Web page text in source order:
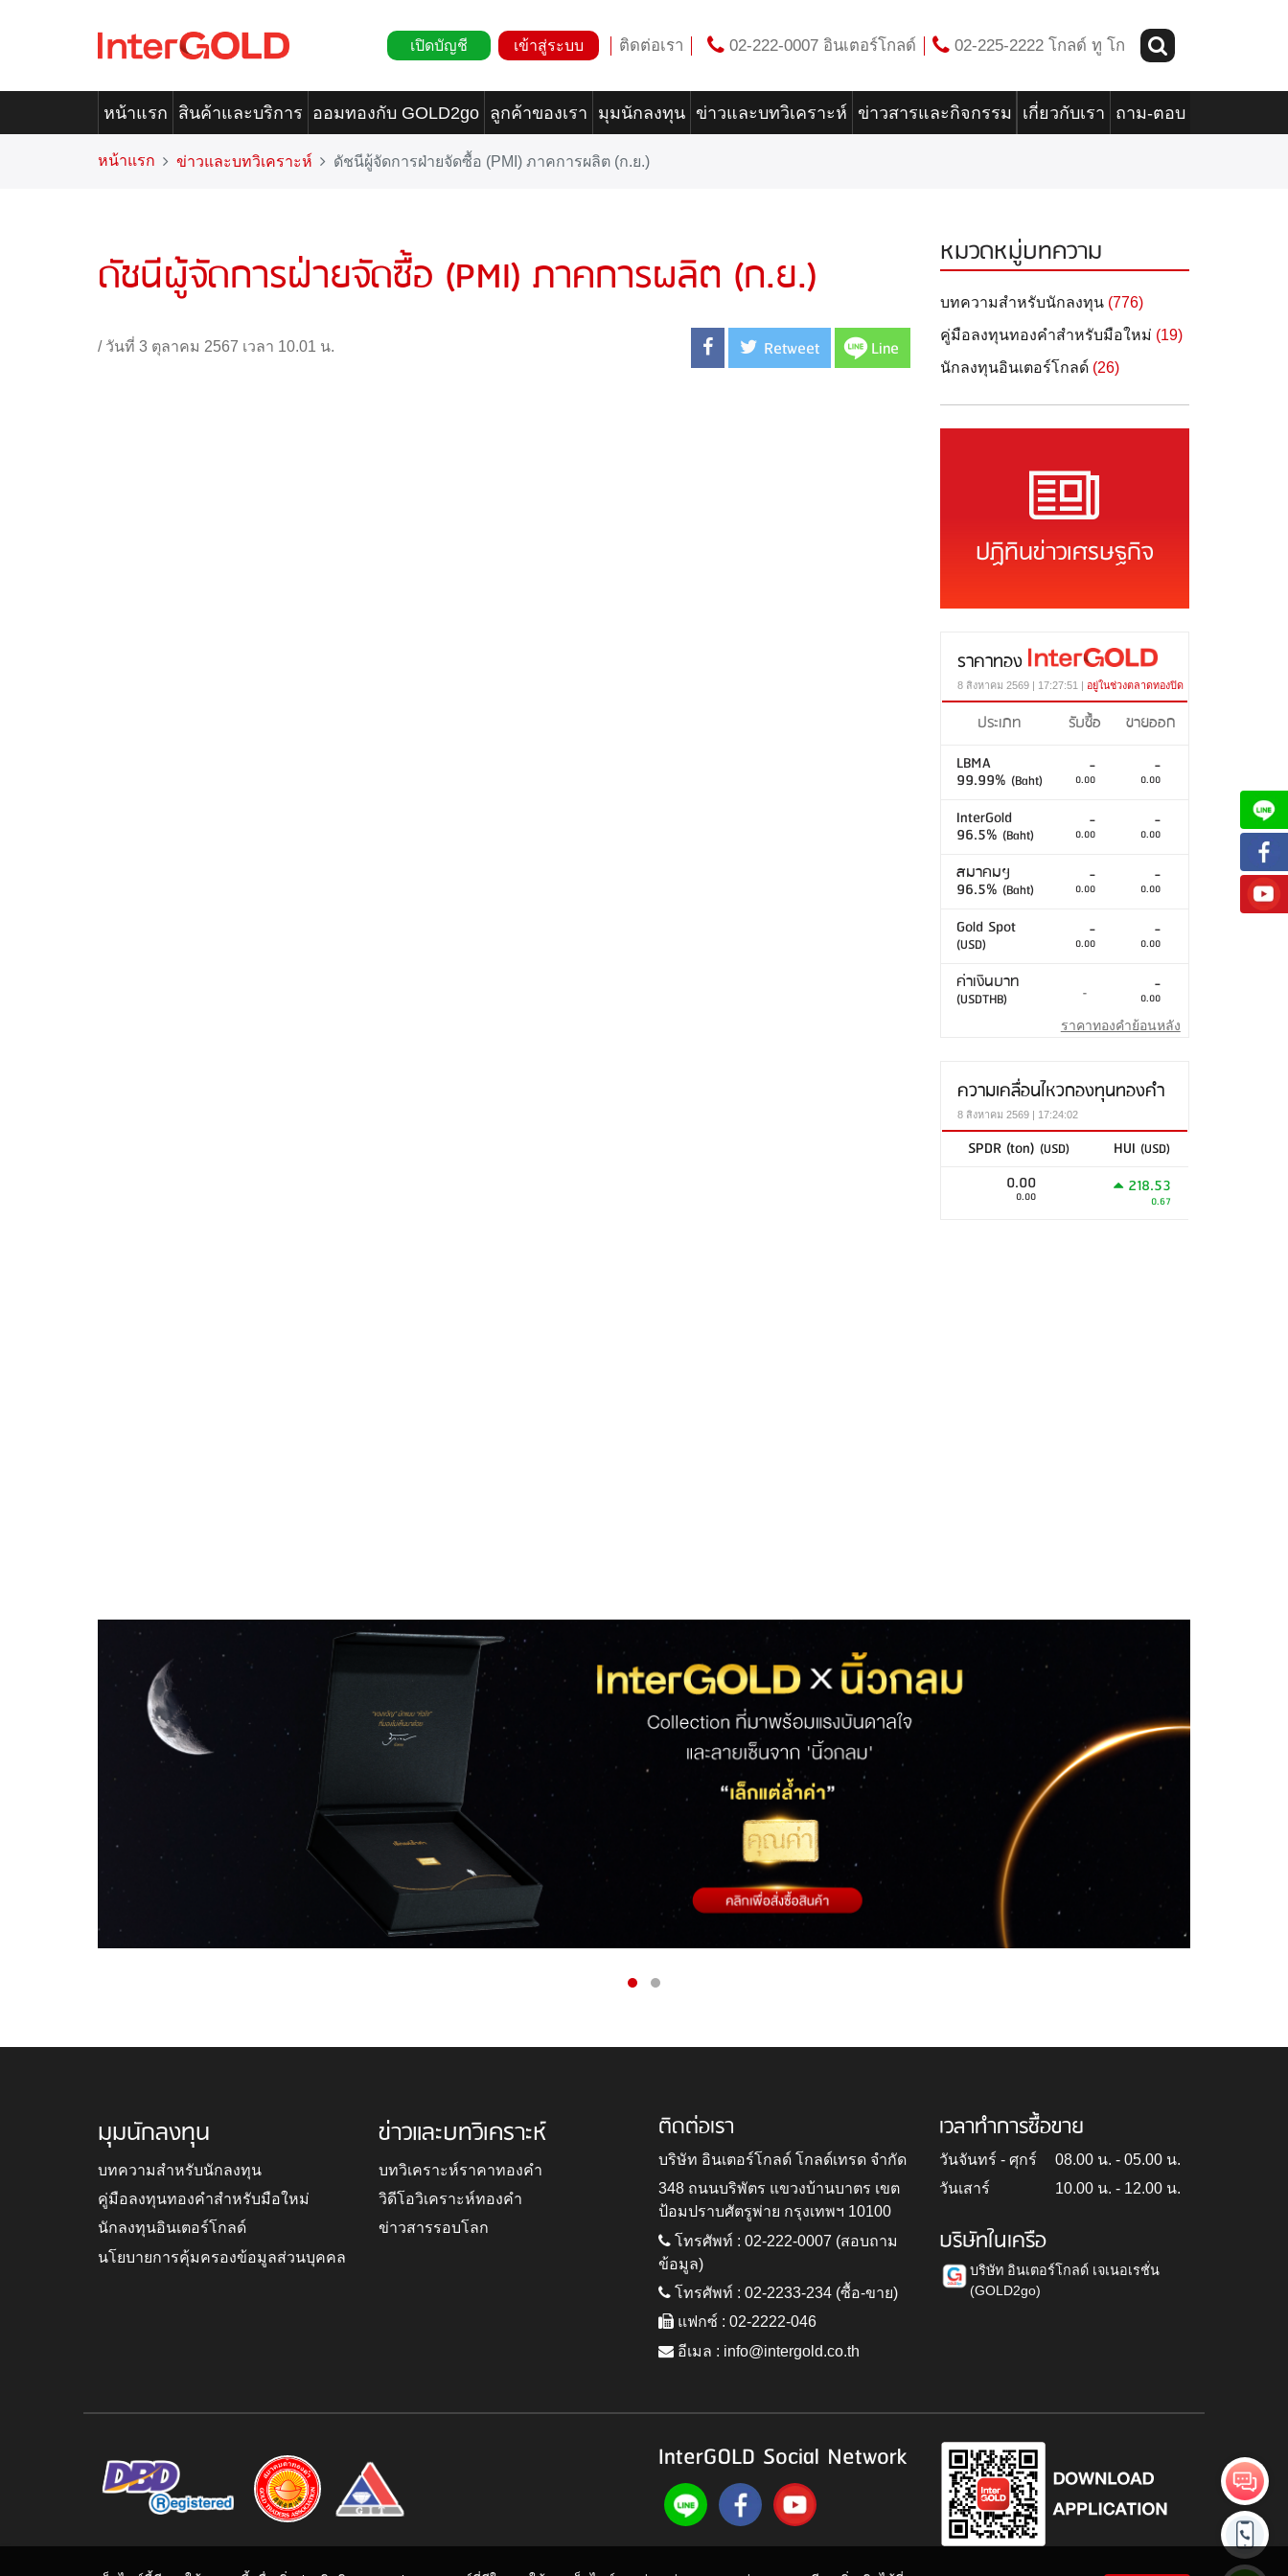
เปิดบัญชี เข้าสู่ระบบ ติดต่อเรา 02-222-0007 อินเตอร์โกลด์ 02-225-2222 โกลด์ ทู โก
หน้าแรก สินค้าและบริการ ออมทองกับ GOLD2go ลูกค้าของเรา มุมนักลงทุน ข่าวและบทวิเคราะห์ ข่าวสารและกิจกรรม เกี่ยวกับเรา ถาม-ตอบ
หน้าแรก ข่าวและบทวิเคราะห์ ดัชนีผู้จัดการฝ่ายจัดซื้อ (PMI) ภาคการผลิต (ก.ย.)
ดัชนีผู้จัดการฝ่ายจัดซื้อ (PMI) ภาคการผลิต (ก.ย.)
/ วันที่ 3 ตุลาคม 2567 เวลา 10.01 น. Retweet Line
หมวดหมู่บทความ
บทความสำหรับนักลงทุน (776)
คู่มือลงทุนทองคำสำหรับมือใหม่ (19)
นักลงทุนอินเตอร์โกลด์ (26)
ปฏิทินข่าวเศรษฐกิจ
ราคาทอง
8 สิงหาคม 2569 | 17:27:51 | อยู่ในช่วงตลาดทองปิด
ประเภท รับซื้อ
ขายออก
LBMA
99.99% (Baht)
-
0.00
-
0.00
InterGold
96.5% (Baht)
-
0.00
-
0.00
สมาคมฯ
96.5% (Baht)
-
0.00
-
0.00
Gold Spot
(USD)
-
0.00
-
0.00
ค่าเงินบาท
(USDTHB) - -
0.00
ราคาทองคำย้อนหลัง
ความเคลื่อนไหวกองทุนทองคำ
8 สิงหาคม 2569 | 17:24:02
SPDR (ton) (USD) HUI (USD)
0.00
0.00 218.53
0.67
มุมนักลงทุน
บทความสำหรับนักลงทุน
คู่มือลงทุนทองคำสำหรับมือใหม่
นักลงทุนอินเตอร์โกลด์
นโยบายการคุ้มครองข้อมูลส่วนบุคคล
ข่าวและบทวิเคราะห์
บทวิเคราะห์ราคาทองคำ
วิดีโอวิเคราะห์ทองคำ
ข่าวสารรอบโลก
ติดต่อเรา
บริษัท อินเตอร์โกลด์ โกลด์เทรด จำกัด
348 ถนนบริพัตร แขวงบ้านบาตร เขต
ป้อมปราบศัตรูพ่าย กรุงเทพฯ 10100
โทรศัพท์ : 02-222-0007 (สอบถาม
ข้อมูล)
โทรศัพท์ : 02-2233-234 (ซื้อ-ขาย)
แฟกซ์ : 02-2222-046
อีเมล : info@intergold.co.th
เวลาทำการซื้อขาย
วันจันทร์ - ศุกร์
08.00 น. - 05.00 น.
วันเสาร์
10.00 น. - 12.00 น.
บริษัทในเครือ
บริษัท อินเตอร์โกลด์ เจเนอเรชั่น
(GOLD2go)
InterGOLD Social Network